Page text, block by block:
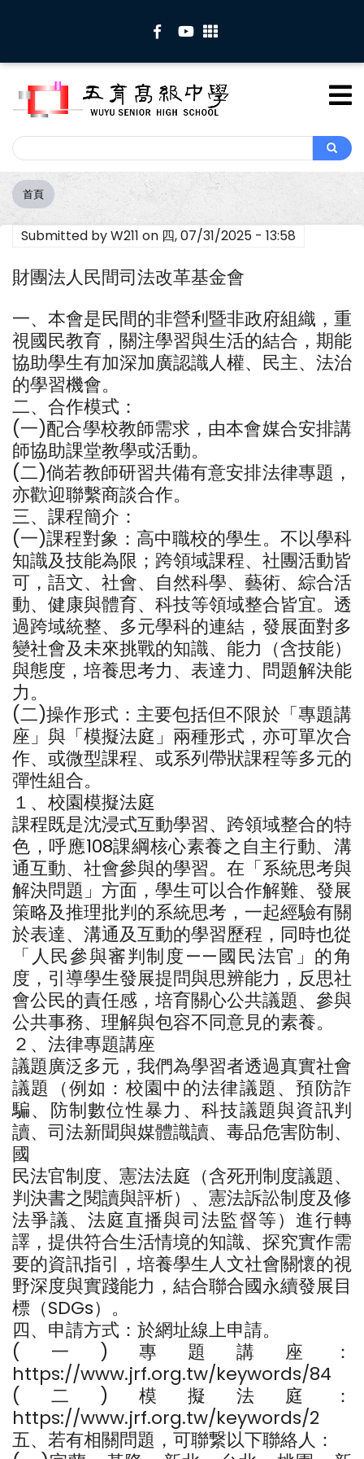
內
Search
Search
導
航
連
首頁
Submitted byW211 on 四, 07/31/2025 - 13:58
財團法人民間司法改革基金會
一、本會是民間的非營利暨非政府組織，重
視國民教育，關注學習與生活的結合，期能
協助學生有加深加廣認識人權、民主、法治
的學習機會。
二、合作模式：
(一)配合學校教師需求，由本會媒合安排講
師協助課堂教學或活動。
(二)倘若教師研習共備有意安排法律專題，
亦歡迎聯繫商談合作。
三、課程簡介：
(一)課程對象：高中職校的學生。不以學科
知識及技能為限；跨領域課程、社團活動皆
可，語文、社會、自然科學、藝術、綜合活
動、健康與體育、科技等領域整合皆宜。透
過跨域統整、多元學科的連結，發展面對多
變社會及未來挑戰的知識、能力（含技能）
與態度，培養思考力、表達力、問題解決能
力。
(二)操作形式：主要包括但不限於「專題講
座」與「模擬法庭」兩種形式，亦可單次合
作、或微型課程、或系列帶狀課程等多元的
彈性組合。
１、校園模擬法庭
課程既是沈浸式互動學習、跨領域整合的特
色，呼應108課綱核心素養之自主行動、溝
通互動、社會參與的學習。在「系統思考與
解決問題」方面，學生可以合作解難、發展
策略及推理批判的系統思考，一起經驗有關
於表達、溝通及互動的學習歷程，同時也從
「人民參與審判制度——國民法官」的角
度，引導學生發展提問與思辨能力，反思社
會公民的責任感，培育關心公共議題、參與
公共事務、理解與包容不同意見的素養。
２、法律專題講座
議題廣泛多元，我們為學習者透過真實社會
議題（例如：校園中的法律議題、預防詐
騙、防制數位性暴力、科技議題與資訊判
讀、司法新聞與媒體識讀、毒品危害防制、
國
民法官制度、憲法法庭（含死刑制度議題、
判決書之閱讀與評析）、憲法訴訟制度及修
法爭議、法庭直播與司法監督等）進行轉
譯，提供符合生活情境的知識、探究實作需
要的資訊指引，培養學生人文社會關懷的視
野深度與實踐能力，結合聯合國永續發展目
標（SDGs）。
四、申請方式：於網址線上申請。
(一)專題講座：
https://www.jrf.org.tw/keywords/84
(二)模擬法庭：
https://www.jrf.org.tw/keywords/2
五、若有相關問題，可聯繋以下聯絡人：